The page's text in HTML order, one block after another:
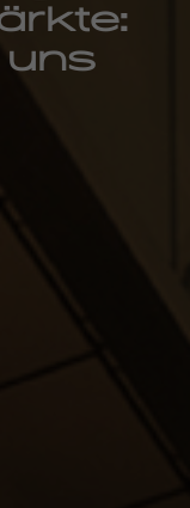
uns